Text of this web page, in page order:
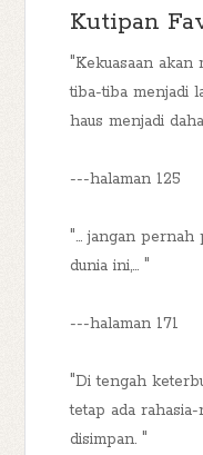
Kutipan
"Kekuasaan
tiba-tiba menjadi
haus menjadi
---halaman 125
"... jangan
dunia ini,... "
---halaman 171
"Di tengah
tetap ada
disimpan. "